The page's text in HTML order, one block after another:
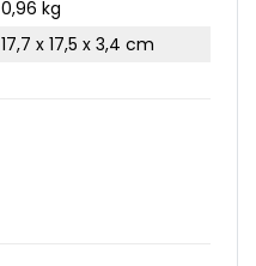
0,96 kg
17,7 x 17,5 x 3,4 cm